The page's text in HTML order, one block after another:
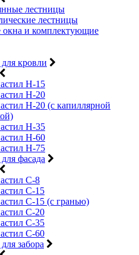
лестницы
лестницы
и комплектующие
кровли
Н-15
Н-20
Н-20 (с капиллярной
Н-35
Н-60
Н-75
фасада
С-8
С-15
С-15 (с гранью)
С-20
С-35
С-60
забора